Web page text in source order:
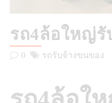
รถ4ล้อใหญ่รั
0 รถรับจ้างขนของ